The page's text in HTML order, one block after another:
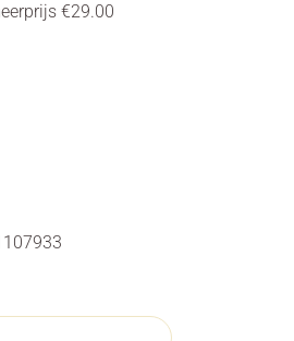
€29.00